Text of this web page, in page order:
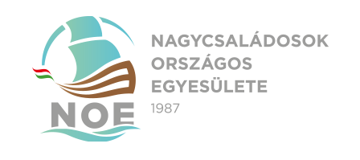
content